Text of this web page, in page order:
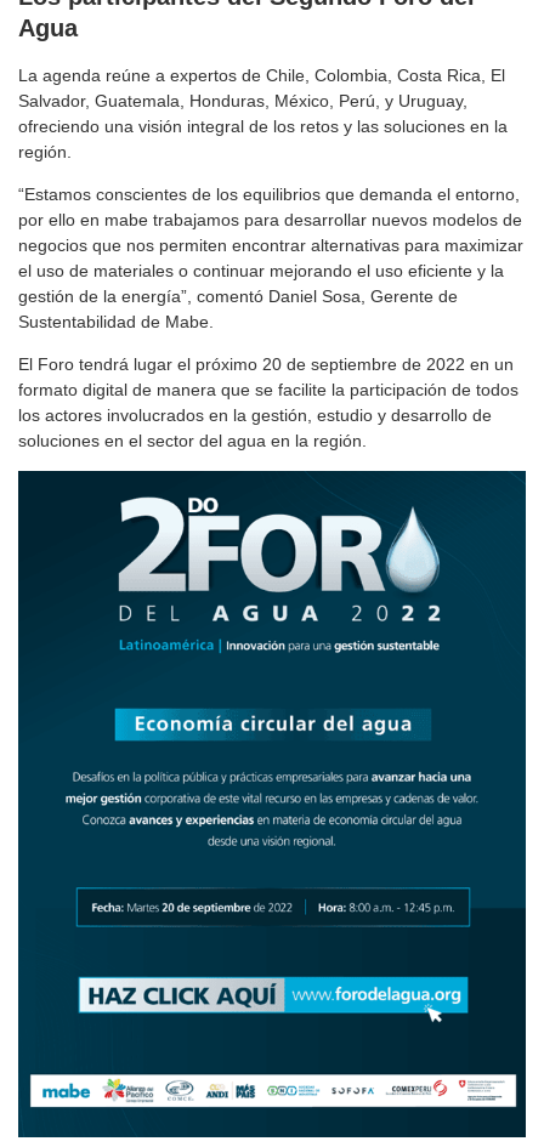
Agua
La agenda reúne a expertos de Chile, Colombia, Costa Rica, El
Salvador, Guatemala, Honduras, México, Perú, y Uruguay,
ofreciendo una visión integral de los retos y las soluciones en la
región.
“Estamos conscientes de los equilibrios que demanda el entorno,
por ello en mabe trabajamos para desarrollar nuevos modelos de
negocios que nos permiten encontrar alternativas para maximizar
el uso de materiales o continuar mejorando el uso eficiente y la
gestión de la energía”, comentó Daniel Sosa, Gerente de
Sustentabilidad de Mabe.
El Foro tendrá lugar el próximo 20 de septiembre de 2022 en un
formato digital de manera que se facilite la participación de todos
los actores involucrados en la gestión, estudio y desarrollo de
soluciones en el sector del agua en la región.